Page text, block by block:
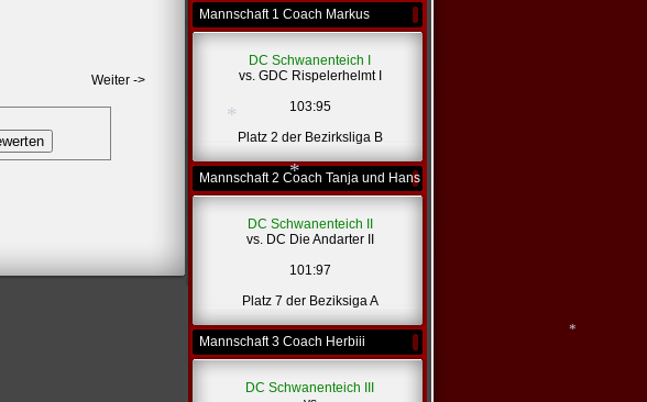
Weiter ->
Mannschaft 1 Coach Markus
DC Schwanenteich I
vs. GDC Rispelerhelmt I
103:95
Platz 2 der Bezirksliga B
Mannschaft 2 Coach Tanja und Hans
DC Schwanenteich II
vs. DC Die Andarter II
101:97
Platz 7 der Beziksiga A
Mannschaft 3 Coach Herbiii
DC Schwanenteich III
*
*